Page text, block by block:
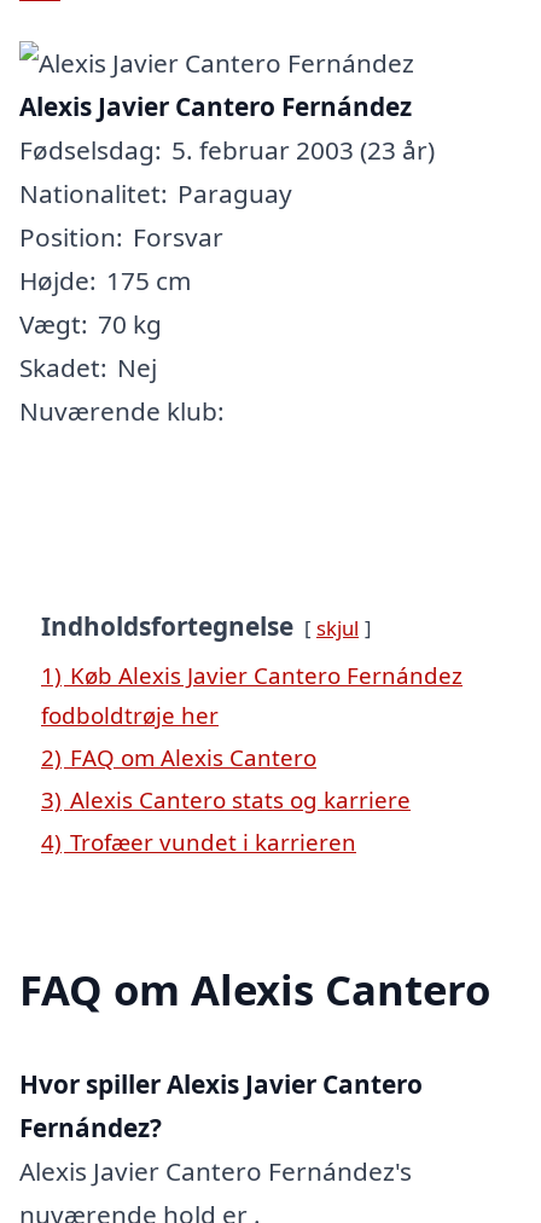
Alexis Javier Cantero Fernández
Fødselsdag: 5. februar 2003 (23 år)
Nationalitet: Paraguay
Position: Forsvar
Højde: 175 cm
Vægt: 70 kg
Skadet: Nej
Nuværende klub:
Indholdsfortegnelse skjul
1) Køb Alexis Javier Cantero Fernández
fodboldtrøje her
2) FAQ om Alexis Cantero
3) Alexis Cantero stats og karriere
4) Trofæer vundet i karrieren
FAQ om Alexis Cantero
Hvor spiller Alexis Javier Cantero
Fernández?
Alexis Javier Cantero Fernández's
nuværende hold er .